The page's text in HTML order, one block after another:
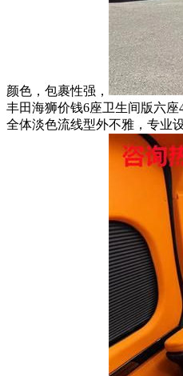
颜色，包裹性强，
丰田海狮价钱6座卫生间版六座
全体淡色流线型外不雅，专业